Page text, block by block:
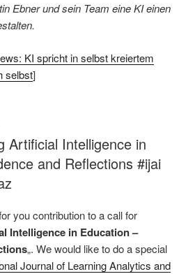
Ebner und sein Team eine KI einen
KI spricht in selbst kreiertem
selbst]
Artificial Intelligence in
and Reflections #ijai
you contribution to a call for
Intelligence in Education –
„. We would like to do a special
Journal of Learning Analytics and